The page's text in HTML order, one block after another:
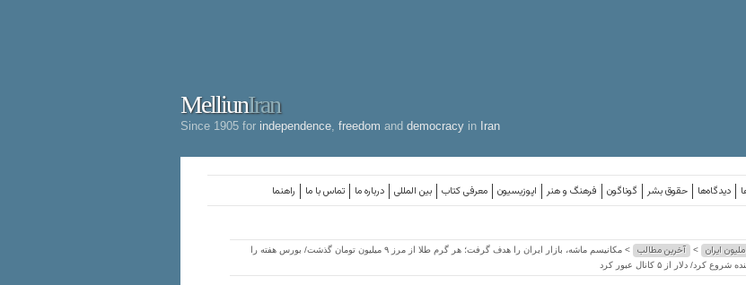
MelliunIran
Since 1905 for independence freedom and democracy in Iran
راهنما تماس با ما درباره ما بین المللی معرفی کتاب اپوزیسیون فرهنگ و هنر گوناگون حقوق بشر دیدگاه‌ها
ایران > آخرین مطالب
> مکانیسم ماشه، بازار ایران را هدف گرفت؛ هر گرم طلا از مرز ۹ میلیون تومان گذشت/ بورس هفته را
شروع کرد/ دلار از ۵ کانال عبور کرد